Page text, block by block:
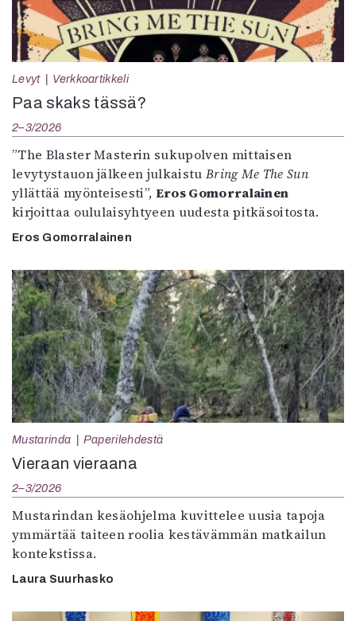
Levyt Verkkoartikkeli
Paa skaks tässä?
2–3/2026
”The Blaster Masterin sukupolven mittaisen
levytystauon jälkeen julkaistu Bring Me The Sun
yllättää myönteisesti”, Eros Gomorralainen
kirjoittaa oululaisyhtyeen uudesta pitkäsoitosta.
Eros Gomorralainen
Mustarinda Paperilehdestä
Vieraan vieraana
2–3/2026
Mustarindan kesäohjelma kuvittelee uusia tapoja
ymmärtää taiteen roolia kestävämmän matkailun
kontekstissa.
Laura Suurhasko